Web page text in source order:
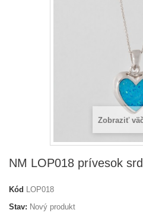
Zobraziť
NM LOP018 prívesok
Kód LOP018
Stav: Nový produkt